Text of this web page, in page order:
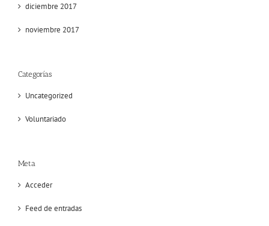
diciembre 2017
noviembre 2017
Categorías
Uncategorized
Voluntariado
Meta
Acceder
Feed de entradas